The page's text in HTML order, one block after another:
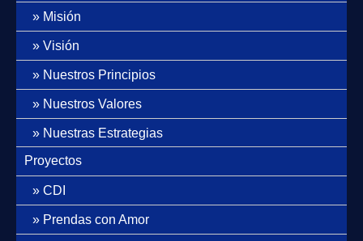
Misión
Visión
Nuestros Principios
Nuestros Valores
Nuestras Estrategias
Proyectos
CDI
Prendas con Amor